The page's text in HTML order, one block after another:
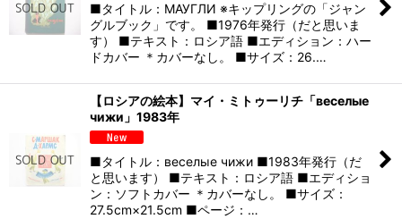
■タイトル：МАУГЛИ ※キップリングの「ジャン
グルブック」です。 ■1976年発行（だと思いま
す） ■テキスト：ロシア語 ■エディション：ハー
ドカバー ＊カバーなし。 ■サイズ：26.…
【ロシアの絵本】マイ・ミトゥーリチ「веселые
чижи」1983年
■タイトル：веселые чижи ■1983年発行（だ
と思います） ■テキスト：ロシア語 ■エディショ
ン：ソフトカバー ＊カバーなし。 ■サイズ：
27.5cm×21.5cm ■ページ：…